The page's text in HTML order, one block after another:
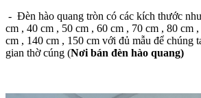
- Đèn hào quang tròn có các kích thước
cm , 40 cm , 50 cm , 60 cm , 70 cm , 80 cm
cm , 140 cm , 150 cm với đủ mẫu để chúng
gian thờ cúng (Nơi bán đèn hào quang)